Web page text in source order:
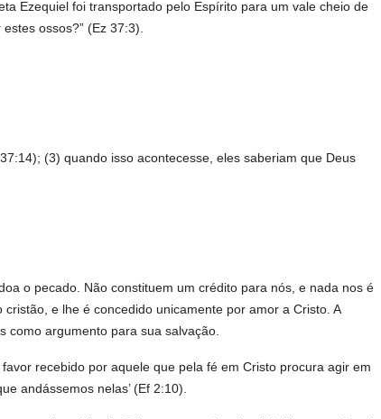
Ezequiel foi transportado pelo Espírito para um vale cheio de
ossos?” (Ez 37:3).
(3) quando isso acontecesse, eles saberiam que Deus
o pecado. Não constituem um crédito para nós, e nada nos é
e lhe é concedido unicamente por amor a Cristo. A
argumento para sua salvação.
recebido por aquele que pela fé em Cristo procura agir em
andássemos nelas’ (Ef 2:10).